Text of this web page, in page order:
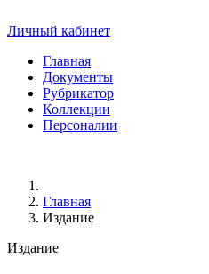
Личный кабинет
Главная
Документы
Рубрикатор
Коллекции
Персоналии
Главная
Издание
Издание